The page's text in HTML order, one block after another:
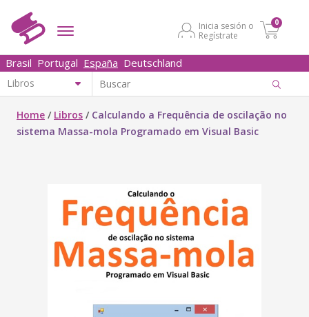
Inicia sesión o
Regístrate
0
Brasil Portugal España Deutschland
Home / Libros / Calculando a Frequência de oscilação no
sistema Massa-mola Programado em Visual Basic